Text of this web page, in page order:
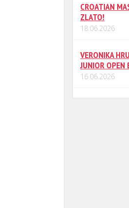
CROATIAN
ZLATO!
18.06.2026
VERONIKA
JUNIOR OPEN
16.06.2026